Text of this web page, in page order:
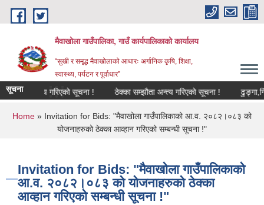
Skip to main content
मैवाखोला गाउँपालिका, गाउँ कार्यपालिकाको कार्यालय
“सुखी र समृद्ध मैवाखोलाको आधारः अर्गानिक कृषि, शिक्षा,
स्वास्थ्य, पर्यटन र पूर्वाधार”
!!!
सूचनाअन्त्य गरिएको सूचना ! ठेक्का सम्झौता अन्त्य गरिएको सूचना !
You are here
Home » Invitation for Bids: "मैवाखोला गाउँपालिकाको आ.व. २०८२।०८३ को
योजनाहरुको ठेक्का आव्हान गरिएको सम्बन्धी सूचना !"
Invitation for Bids: "मैवाखोला गाउँपालिकाको
आ.व. २०८२।०८३ को योजनाहरुको ठेक्का
आव्हान गरिएको सम्बन्धी सूचना !"